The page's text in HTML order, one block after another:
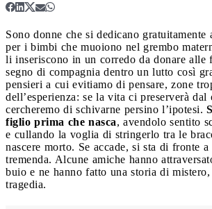
Sono donne che si dedicano gratuitamente
per i bimbi che muoiono nel grembo
li inseriscono in un corredo da donare alle
segno di compagnia dentro un lutto così
pensieri a cui evitiamo di pensare, zone
dell’esperienza: se la vita ci preserverà dal
cercheremo di schivarne persino l’ipotesi.
figlio prima che nasca, avendolo sentito
e cullando la voglia di stringerlo tra le
nascere morto. Se accade, si sta di fronte
tremenda. Alcune amiche hanno
buio e ne hanno fatto una storia di
tragedia.